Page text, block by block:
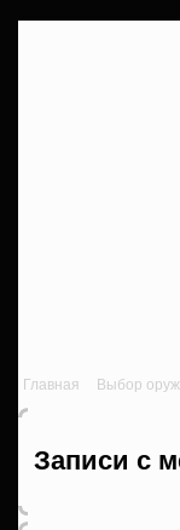
Главная Выбор
Записи с